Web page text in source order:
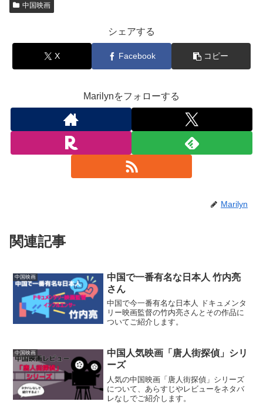
中国映画
シェアする
X Facebook コピー
Marilynをフォローする
Marilyn
関連記事
中国映画
中国で一番有名な日本人 竹内亮
さん
中国で今一番有名な日本人 ドキュメンタ
リー映画監督の竹内亮さんとその作品に
ついてご紹介します。
中国映画
中国人気映画「唐人街探偵」シリ
ーズ
人気の中国映画「唐人街探偵」シリーズ
について、あらすじやレビューをネタバ
レなしでご紹介します。